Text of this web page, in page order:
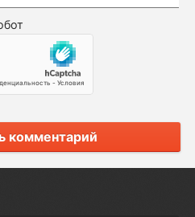
комментарий